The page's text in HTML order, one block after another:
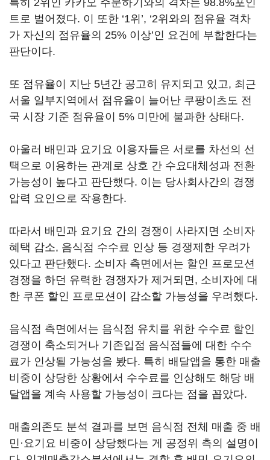
특히 2위인 카카오 주문하기와의 격차는 98.8%포인
트로 벌어졌다. 이 또한 ‘1위’, ‘2위와의 점유율 격차
가 자신의 점유율의 25% 이상’인 요건에 부합한다는
판단이다.
또 점유율이 지난 5년간 공고히 유지되고 있고, 최근
서울 일부지역에서 점유율이 늘어난 쿠팡이츠도 전
국 시장 기준 점유율이 5% 미만에 불과한 상태다.
아울러 배민과 요기요 이용자들은 서로를 차선의 선
택으로 이용하는 관계로 상호 간 수요대체성과 전환
가능성이 높다고 판단했다. 이는 당사회사간의 경쟁
압력 요인으로 작용한다.
따라서 배민과 요기요 간의 경쟁이 사라지면 소비자
혜택 감소, 음식점 수수료 인상 등 경쟁제한 우려가
있다고 판단했다. 소비자 측면에서는 할인 프로모션
경쟁을 하던 유력한 경쟁자가 제거되면, 소비자에 대
한 쿠폰 할인 프로모션이 감소할 가능성을 우려했다.
음식점 측면에서는 음식점 유치를 위한 수수료 할인
경쟁이 축소되거나 기존입점 음식점들에 대한 수수
료가 인상될 가능성을 봤다. 특히 배달앱을 통한 매출
비중이 상당한 상황에서 수수료를 인상해도 해당 배
달앱을 계속 사용할 가능성이 크다는 점을 꼽았다.
매출의존도 분석 결과를 보면 음식점 전체 매출 중 배
민·요기요 비중이 상당했다는 게 공정위 측의 설명이